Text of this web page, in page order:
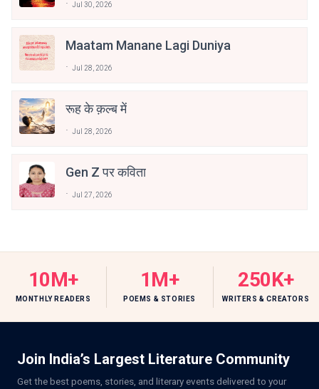
Jul 30, 2026
Maatam Manane Lagi Duniya
Jul 28, 2026
रूह के क़ल्ब में
Jul 28, 2026
Gen Z पर कविता
Jul 27, 2026
10M+
MONTHLY READERS
1M+
POEMS & STORIES
250K+
WRITERS & CREATORS
Join India’s Largest Literature Community
Get the best poems, stories, and literary events delivered to your